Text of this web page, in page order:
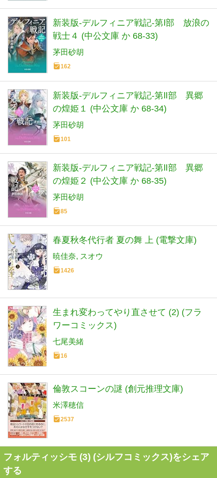
新装版-デルフィニア戦記-第Ⅰ部 放浪の
戦士４ (中公文庫 か 68-33)
茅田砂胡
162
新装版-デルフィニア戦記-第Ⅱ部 異郷
の煌姫１ (中公文庫 か 68-34)
茅田砂胡
101
新装版-デルフィニア戦記-第Ⅱ部 異郷
の煌姫２ (中公文庫 か 68-35)
茅田砂胡
85
春夏秋冬代行者 夏の舞 上 (電撃文庫)
暁佳奈 スオウ
1426
生まれ変わってやり直させて (2) (フラ
ワーコミックス)
七尾美緒
16
倫敦スコーンの謎 (創元推理文庫)
米澤穂信
2537
フォルティッシモ (3) (シルフコミックス)をシェア
する